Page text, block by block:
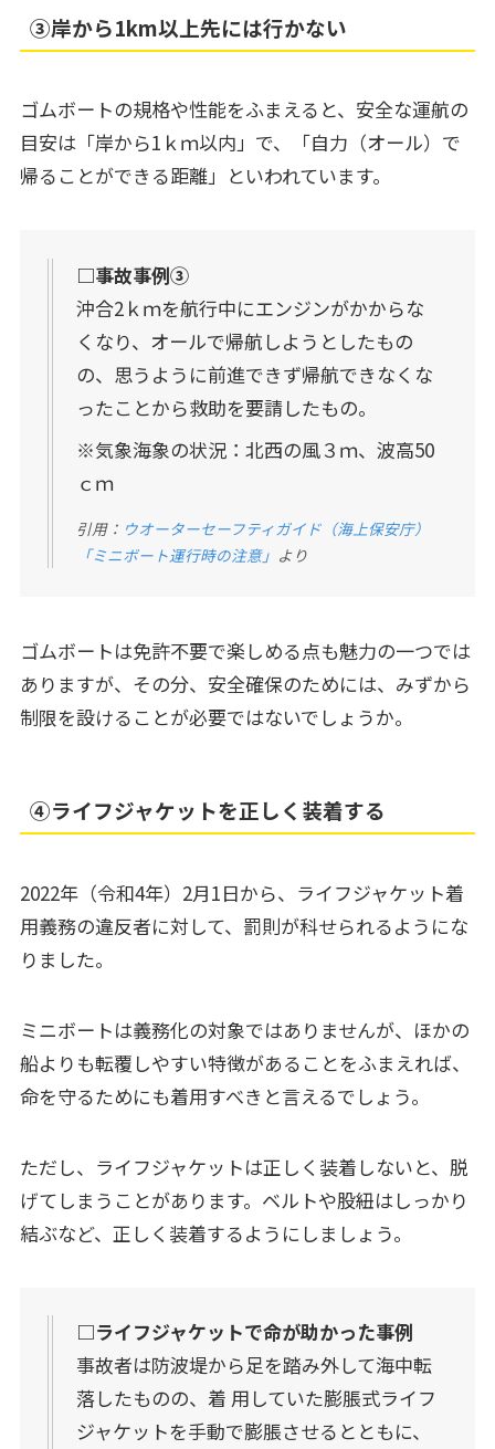
③岸から1km以上先には行かない
ゴムボートの規格や性能をふまえると、安全な運航の
目安は「岸から1ｋｍ以内」で、「自力（オール）で
帰ることができる距離」といわれています。
□事故事例③
沖合2ｋｍを航行中にエンジンがかからな
くなり、オールで帰航しようとしたもの
の、思うように前進できず帰航できなくな
ったことから救助を要請したもの。
※気象海象の状況：北西の風３ｍ、波高50
ｃｍ
引用： ウオーターセーフティガイド（海上保安庁）
「ミニボート運行時の注意」 より
ゴムボートは免許不要で楽しめる点も魅力の一つでは
ありますが、その分、安全確保のためには、みずから
制限を設けることが必要ではないでしょうか。
④ライフジャケットを正しく装着する
2022年（令和4年）2月1日から、ライフジャケット着
用義務の違反者に対して、罰則が科せられるようにな
りました。
ミニボートは義務化の対象ではありませんが、ほかの
船よりも転覆しやすい特徴があることをふまえれば、
命を守るためにも着用すべきと言えるでしょう。
ただし、ライフジャケットは正しく装着しないと、脱
げてしまうことがあります。ベルトや股紐はしっかり
結ぶなど、正しく装着するようにしましょう。
□ライフジャケットで命が助かった事例
事故者は防波堤から足を踏み外して海中転
落したものの、着 用していた膨脹式ライフ
ジャケットを手動で膨脹させるとともに、